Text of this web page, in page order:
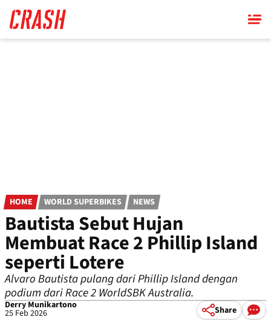
main
content
HOME WORLD SUPERBIKES NEWS
Bautista Sebut Hujan
Membuat Race 2 Phillip Island
seperti Lotere
Alvaro Bautista pulang dari Phillip Island dengan
podium dari Race 2 WorldSBK Australia.
Derry Munikartono
25 Feb 2026 Share